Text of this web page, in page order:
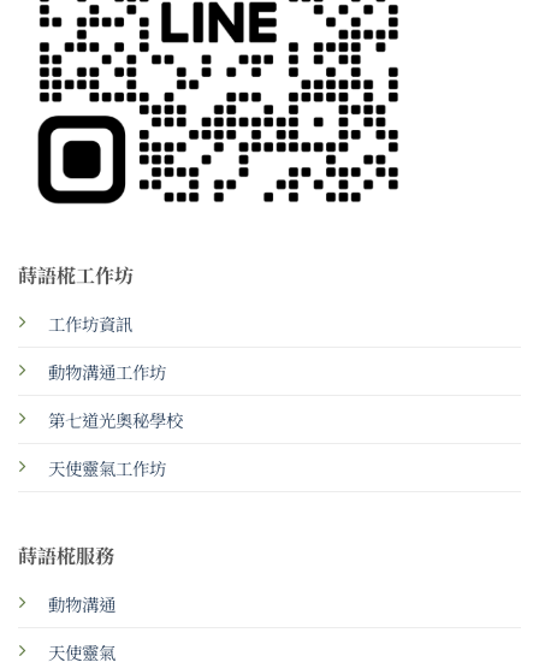
蒔語椛工作坊
工作坊資訊
動物溝通工作坊
第七道光奧秘學校
天使靈氣工作坊
蒔語椛服務
動物溝通
天使靈氣